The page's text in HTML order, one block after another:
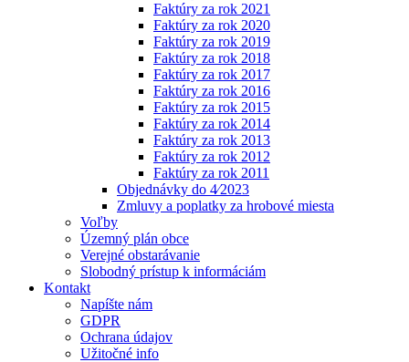
Faktúry za rok 2021
Faktúry za rok 2020
Faktúry za rok 2019
Faktúry za rok 2018
Faktúry za rok 2017
Faktúry za rok 2016
Faktúry za rok 2015
Faktúry za rok 2014
Faktúry za rok 2013
Faktúry za rok 2012
Faktúry za rok 2011
Objednávky do 4⁄2023
Zmluvy a poplatky za hrobové miesta
Voľby
Územný plán obce
Verejné obstarávanie
Slobodný prístup k informáciám
Kontakt
Napíšte nám
GDPR
Ochrana údajov
Užitočné info